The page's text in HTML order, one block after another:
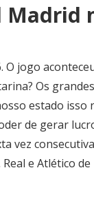
O jogo
Os
estado isso
de gerar
vez
e Atlético